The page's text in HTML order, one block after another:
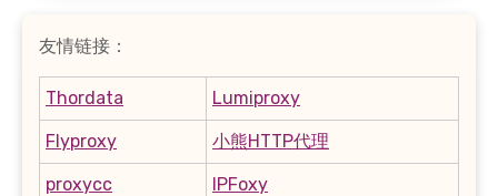
友情链接：
Thordata Lumiproxy
Flyproxy 小熊HTTP代理
proxycc IPFoxy